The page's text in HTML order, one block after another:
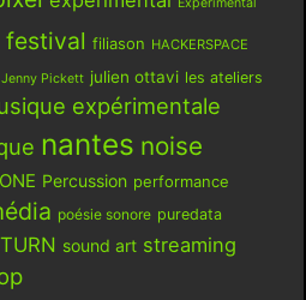
festival filiason HACKERSPACE
Jenny Pickett julien ottavi les ateliers
expérimentale
nantes noise
Percussion performance
poésie sonore puredata
sound art streaming